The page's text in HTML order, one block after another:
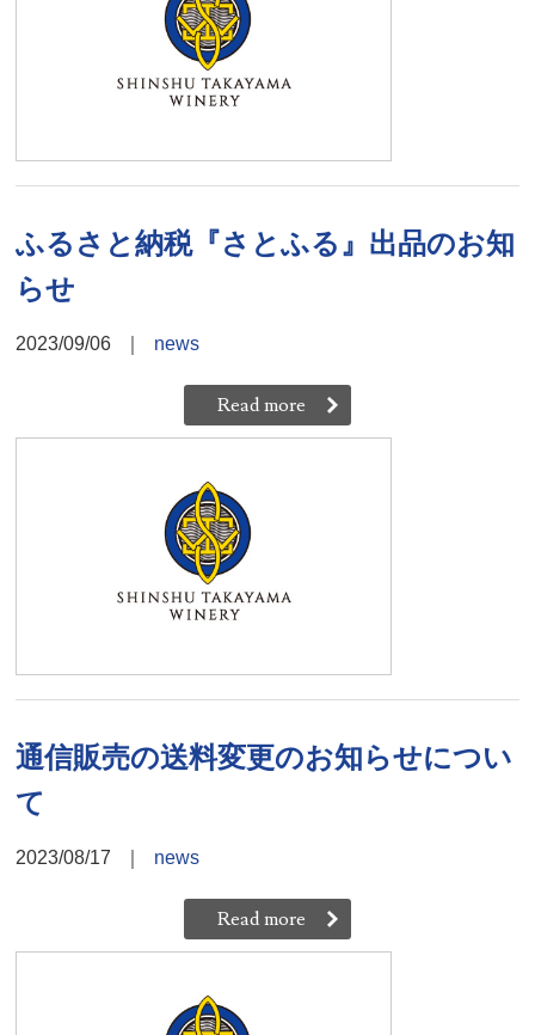
ふるさと納税『さとふる』出品のお知
らせ
2023/09/06 news
Read more
通信販売の送料変更のお知らせについ
て
2023/08/17 news
Read more